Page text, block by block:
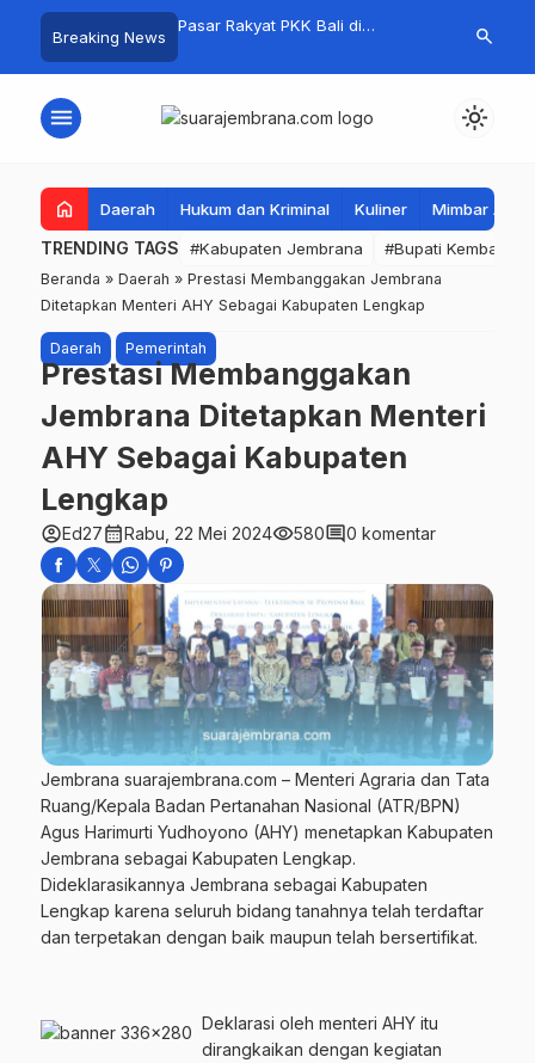
Breaking News
1 Resmi Digelar
Pasar Rakyat PKK Bali di
Tembus Rp.672 Juta Sehari
Kelola
Apresiasi
Mandala
search
menu light_mode
home Daerah Hukum dan Kriminal Kuliner Mimbar
TRENDING TAGS #Kabupaten Jembrana #Bupati Kembang
Beranda » Daerah » Prestasi Membanggakan Jembrana
Ditetapkan Menteri AHY Sebagai Kabupaten Lengkap
Daerah Pemerintah
Prestasi Membanggakan
Jembrana Ditetapkan Menteri
AHY Sebagai Kabupaten
Lengkap
account_circleEd27calendar_monthRabu, 22 Mei 2024visibility580comment0 komentar
Jembrana suarajembrana.com – Menteri Agraria dan Tata
Ruang/Kepala Badan Pertanahan Nasional (ATR/BPN)
Agus Harimurti Yudhoyono (AHY) menetapkan Kabupaten
Jembrana sebagai Kabupaten Lengkap.
Dideklarasikannya Jembrana sebagai Kabupaten
Lengkap karena seluruh bidang tanahnya telah terdaftar
dan terpetakan dengan baik maupun telah bersertifikat.
Deklarasi oleh menteri AHY itu
dirangkaikan dengan kegiatan